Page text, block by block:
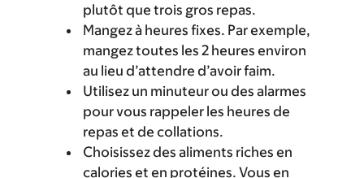
plutôt que trois gros repas.
Mangez à heures fixes. Par exemple,
mangez toutes les 2 heures environ
au lieu d’attendre d’avoir faim.
Utilisez un minuteur ou des alarmes
pour vous rappeler les heures de
repas et de collations.
Choisissez des aliments riches en
calories et en protéines. Vous en